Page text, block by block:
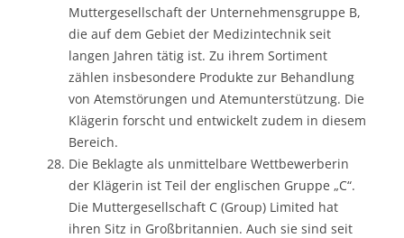
Muttergesellschaft der Unternehmensgruppe B,
die auf dem Gebiet der Medizintechnik seit
langen Jahren tätig ist. Zu ihrem Sortiment
zählen insbesondere Produkte zur Behandlung
von Atemstörungen und Atemunterstützung. Die
Klägerin forscht und entwickelt zudem in diesem
Bereich.
Die Beklagte als unmittelbare Wettbewerberin
der Klägerin ist Teil der englischen Gruppe „C“.
Die Muttergesellschaft C (Group) Limited hat
ihren Sitz in Großbritannien. Auch sie sind seit